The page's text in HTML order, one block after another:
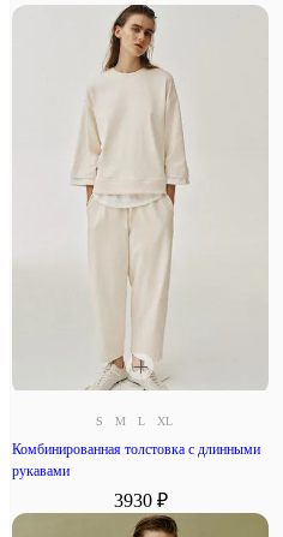
S M L XL
Комбинированная толстовка с длинными
рукавами
3930 ₽